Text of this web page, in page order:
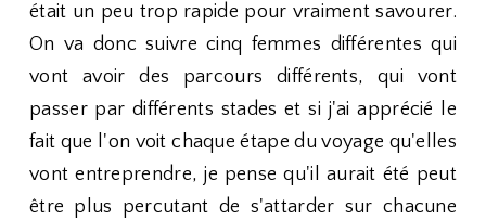
était un peu trop rapide pour vraiment savourer.
On va donc suivre cinq femmes différentes qui
vont avoir des parcours différents, qui vont
passer par différents stades et si j'ai apprécié le
fait que l'on voit chaque étape du voyage qu'elles
vont entreprendre, je pense qu'il aurait été peut
être plus percutant de s'attarder sur chacune